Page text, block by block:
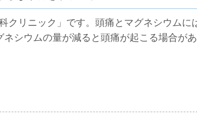
クリニック」です。頭痛とマグネシウムに
シウムの量が減ると頭痛が起こる場合が